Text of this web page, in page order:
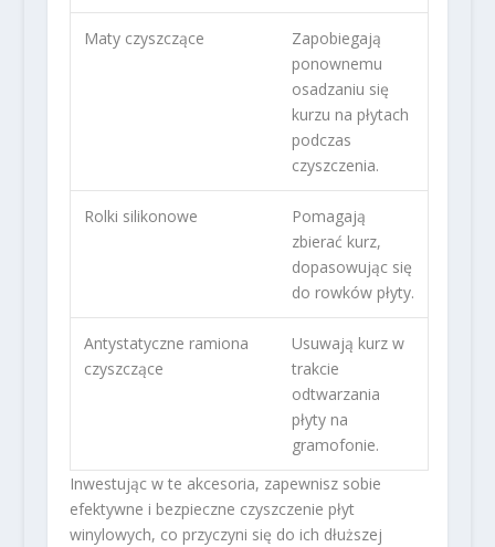
Maty czyszczące
Zapobiegają
ponownemu
osadzaniu się
kurzu na płytach
podczas
czyszczenia.
Rolki silikonowe
Pomagają
zbierać kurz,
dopasowując się
do rowków płyty.
Antystatyczne ramiona
czyszczące
Usuwają kurz w
trakcie
odtwarzania
płyty na
gramofonie.
Inwestując w te akcesoria, zapewnisz sobie
efektywne i bezpieczne czyszczenie płyt
winylowych, co przyczyni się do ich dłuższej